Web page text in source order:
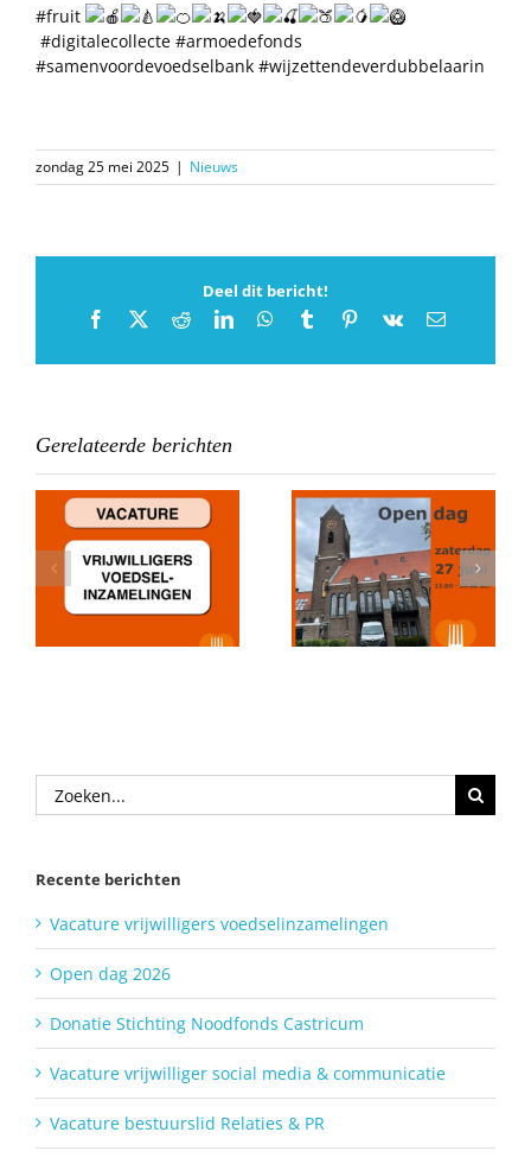
#fruit
#digitalecollecte #armoedefonds
#samenvoordevoedselbank #wijzettendeverdubbelaarin
zondag 25 mei 2025 | Nieuws
Deel dit bericht!
Facebook
X RedditLinkedInWhatsApp
TumblrPinterest
Vk
E-
Gerelateerde berichten
Open dag 2026
Donatie Stichting
Noodfonds
Castricum
Zoeken
naar:
Recente berichten
Vacature vrijwilligers voedselinzamelingen
Open dag 2026
Donatie Stichting Noodfonds Castricum
Vacature vrijwilliger social media & communicatie
Vacature bestuurslid Relaties & PR